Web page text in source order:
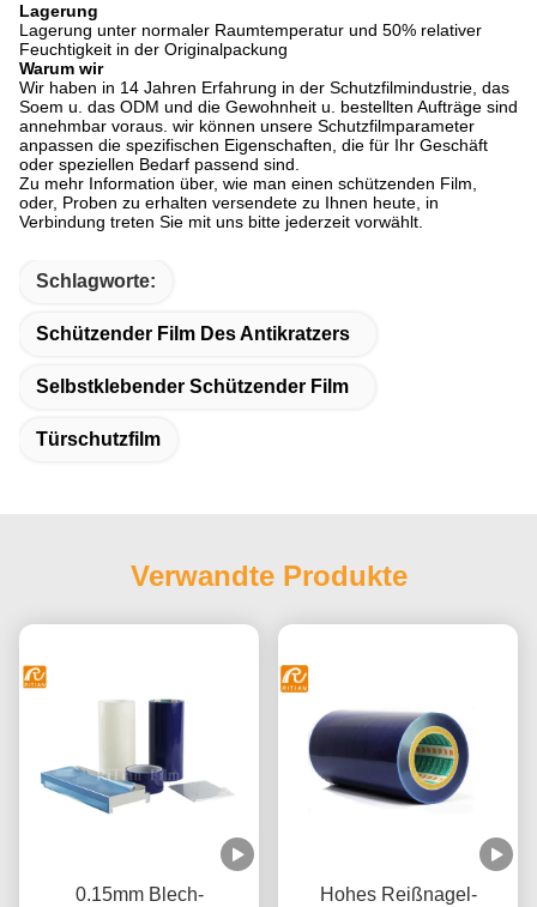
Lagerung
Lagerung unter normaler Raumtemperatur und 50% relativer
Feuchtigkeit in der Originalpackung
Warum wir
Wir haben in 14 Jahren Erfahrung in der Schutzfilmindustrie, das
Soem u. das ODM und die Gewohnheit u. bestellten Aufträge sind
annehmbar voraus. wir können unsere Schutzfilmparameter
anpassen die spezifischen Eigenschaften, die für Ihr Geschäft
oder speziellen Bedarf passend sind.
Zu mehr Information über, wie man einen schützenden Film,
oder, Proben zu erhalten versendete zu Ihnen heute, in
Verbindung treten Sie mit uns bitte jederzeit vorwählt.
Schlagworte:
Schützender Film Des Antikratzers
Selbstklebender Schützender Film
Türschutzfilm
Verwandte Produkte
0.15mm Blech-
Hohes Reißnagel-